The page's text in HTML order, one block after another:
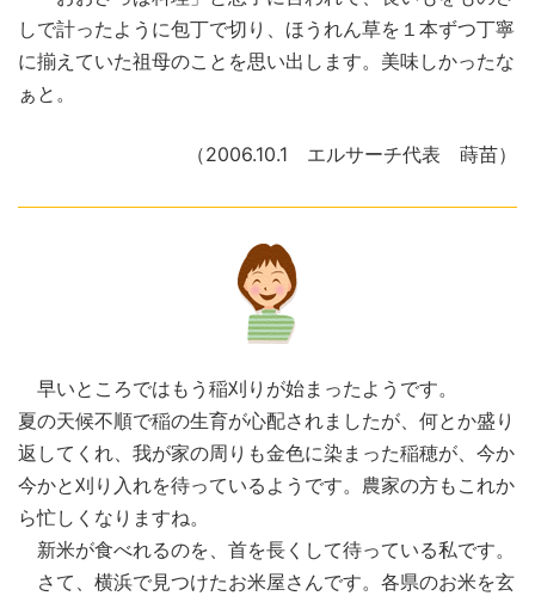
しで計ったように包丁で切り、ほうれん草を１本ずつ丁寧
に揃えていた祖母のことを思い出します。美味しかったな
ぁと。
（2006.10.1 エルサーチ代表 蒔苗）
早いところではもう稲刈りが始まったようです。
夏の天候不順で稲の生育が心配されましたが、何とか盛り
返してくれ、我が家の周りも金色に染まった稲穂が、今か
今かと刈り入れを待っているようです。農家の方もこれか
ら忙しくなりますね。
新米が食べれるのを、首を長くして待っている私です。
さて、横浜で見つけたお米屋さんです。各県のお米を玄